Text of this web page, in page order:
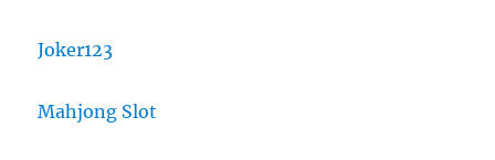
Joker123
Mahjong Slot